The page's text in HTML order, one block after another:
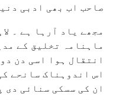
صاحب اب بھی ادبی
مجھے یاد آرہا ہے ۔
ماہنامہ تخلیق کے
انتقال ہوا اسی دن
اس اندوہناک سانحے
ان کی سسکی سنائی دی